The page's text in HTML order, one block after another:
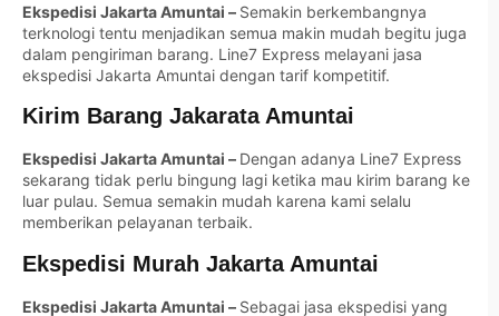
Ekspedisi Jakarta Amuntai – Semakin berkembangnya
terknologi tentu menjadikan semua makin mudah begitu juga
dalam pengiriman barang. Line7 Express melayani jasa
ekspedisi Jakarta Amuntai dengan tarif kompetitif.
Kirim Barang Jakarata Amuntai
Ekspedisi Jakarta Amuntai – Dengan adanya Line7 Express
sekarang tidak perlu bingung lagi ketika mau kirim barang ke
luar pulau. Semua semakin mudah karena kami selalu
memberikan pelayanan terbaik.
Ekspedisi Murah Jakarta Amuntai
Ekspedisi Jakarta Amuntai – Sebagai jasa ekspedisi yang